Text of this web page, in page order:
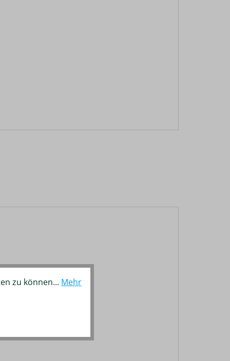
zu können... Mehr